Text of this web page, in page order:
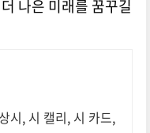
나은 미래를 꿈꾸길
시, 시 캘리, 시 카드,